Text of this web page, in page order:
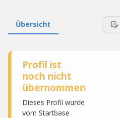
Übersicht
Profil ist
noch nicht
übernommen
Dieses Profil wurde
vom Startbase